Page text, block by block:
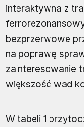
interaktywna z
bezprzerwowe
na poprawę
zainteresowanie
większość wad
W tabeli 1